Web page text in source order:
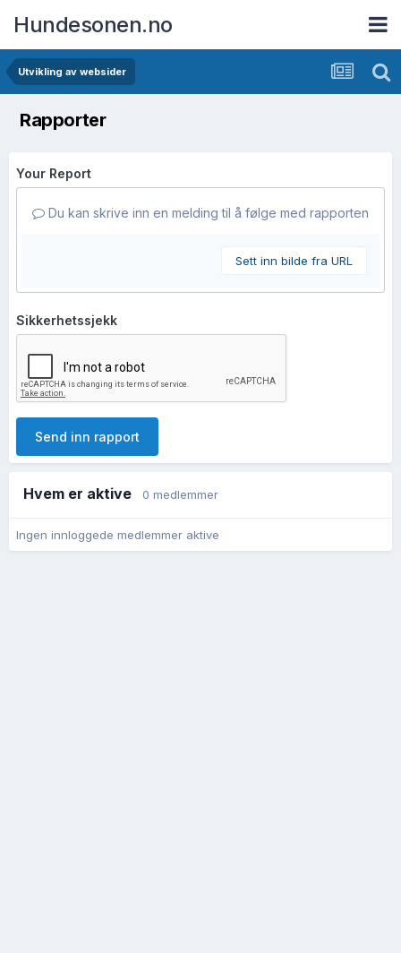
Hundesonen.no
Utvikling av websider
Rapporter
Your Report
Du kan skrive inn en melding til å følge med rapporten
Sett inn bilde fra URL
Sikkerhetssjekk
Send inn rapport
Hvem er aktive 0 medlemmer
Ingen innloggede medlemmer aktive